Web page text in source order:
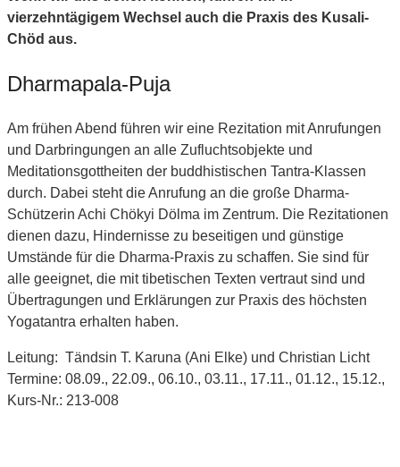
vierzehntägigem Wechsel auch die Praxis des Kusali-
Chöd aus.
Dharmapala-Puja
Am frühen Abend führen wir eine Rezitation mit Anrufungen
und Darbringungen an alle Zufluchtsobjekte und
Meditationsgottheiten der buddhistischen Tantra-Klassen
durch. Dabei steht die Anrufung an die große Dharma-
Schützerin Achi Chökyi Dölma im Zentrum. Die Rezitationen
dienen dazu, Hindernisse zu beseitigen und günstige
Umstände für die Dharma-Praxis zu schaffen. Sie sind für
alle geeignet, die mit tibetischen Texten vertraut sind und
Übertragungen und Erklärungen zur Praxis des höchsten
Yogatantra erhalten haben.
Leitung: Tändsin T. Karuna (Ani Elke) und Christian Licht
Termine: 08.09., 22.09., 06.10., 03.11., 17.11., 01.12., 15.12.,
Kurs-Nr.: 213-008